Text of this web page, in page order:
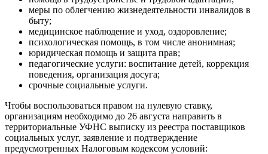
меры по облегчению жизнедеятельности инвалидов в
быту;
медицинское наблюдение и уход, оздоровление;
психологическая помощь, в том числе анонимная;
юридическая помощь и защита прав;
педагогические услуги: воспитание детей, коррекция
поведения, организация досуга;
срочные социальные услуги.
Чтобы воспользоваться правом на нулевую ставку,
организациям необходимо до 26 августа направить в
территориальные УФНС выписку из реестра поставщиков
социальных услуг, заявление и подтверждение
предусмотренных Налоговым кодексом условий: